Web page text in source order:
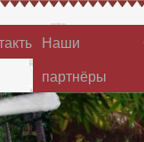
Наши
партнёры